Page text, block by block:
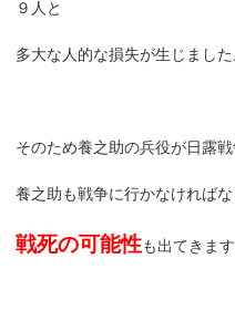
９人と
多大な人的な損失が生じました
そのため養之助の兵役が日露戦
養之助も戦争に行かなければな
戦死の可能性も出てきます